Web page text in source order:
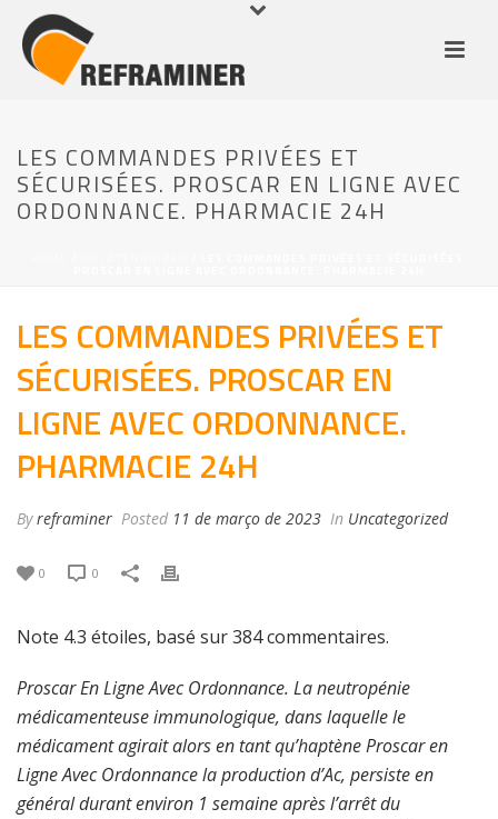
LES COMMANDES PRIVÉES ET
SÉCURISÉES. PROSCAR EN LIGNE AVEC
ORDONNANCE. PHARMACIE 24H
LES COMMANDES PRIVÉES ET
SÉCURISÉES. PROSCAR EN
LIGNE AVEC ORDONNANCE.
PHARMACIE 24H
Byreframiner Posted 11 de março de 2023 In Uncategorized
0 0
Note 4.3 étoiles, basé sur384commentaires.
Proscar En Ligne Avec Ordonnance. La neutropénie
médicamenteuse immunologique, dans laquelle le
médicament agirait alors en tant qu’haptène Proscar en
Ligne Avec Ordonnance la production d’Ac, persiste en
général durant environ 1 semaine après l’arrêt du